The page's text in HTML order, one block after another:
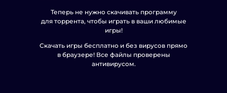
Теперь не нужно скачивать программу
для торрента, чтобы играть в ваши любимые
игры!
Скачать игры бесплатно и без вирусов прямо
в браузере! Все файлы проверены
антивирусом.